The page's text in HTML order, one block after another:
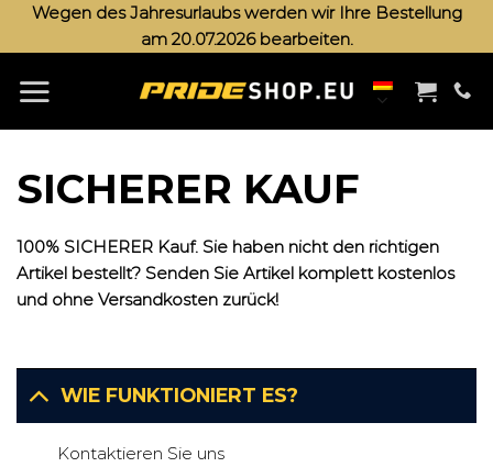
ZumWegen des Jahresurlaubs werden wir Ihre Bestellung
am 20.07.2026 bearbeiten.
SICHERER KAUF
100% SICHERER Kauf. Sie haben nicht den richtigen
Artikel bestellt? Senden Sie Artikel komplett kostenlos
und ohne Versandkosten zurück!
WIE FUNKTIONIERT ES?
Kontaktieren Sie uns